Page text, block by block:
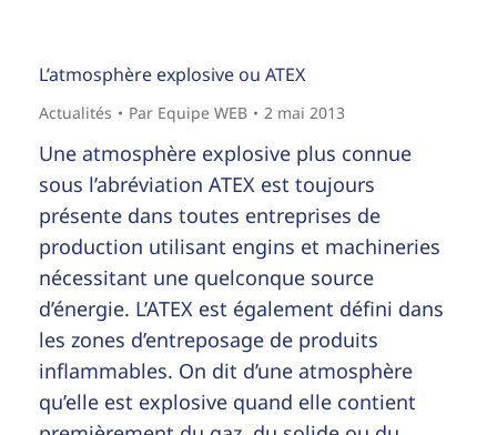
L’atmosphère explosive ou ATEX
Actualités Par Equipe WEB 2 mai 2013
Une atmosphère explosive plus connue
sous l’abréviation ATEX est toujours
présente dans toutes entreprises de
production utilisant engins et machineries
nécessitant une quelconque source
d’énergie. L’ATEX est également défini dans
les zones d’entreposage de produits
inflammables. On dit d’une atmosphère
qu’elle est explosive quand elle contient